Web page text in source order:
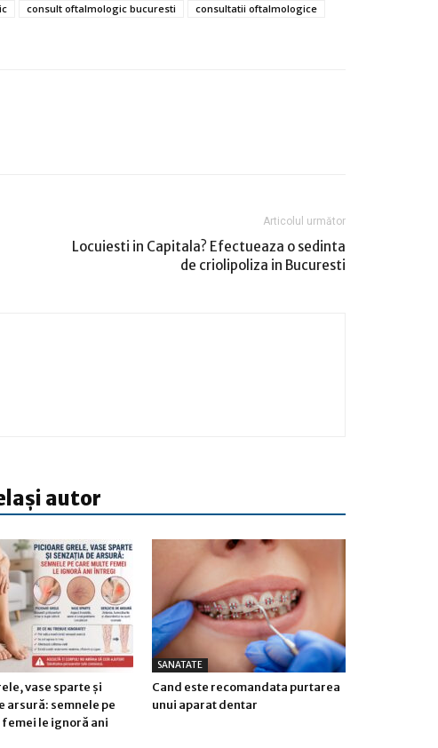
consult oftalmologic bucuresti
consultatii oftalmologice
Articolul următor
Locuiesti in Capitala? Efectueaza o sedinta
de criolipoliza in Bucuresti
autor
vase sparte și
arsură: semnele pe
le ignoră ani
SANATATE
Cand este recomandata purtarea
unui aparat dentar